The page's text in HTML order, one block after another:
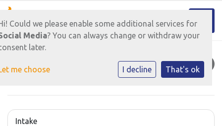
EXPERTISECENTRUM
Intake
Could we please enable some additional services for
Media? You can always change or withdraw your
later.
me choose I decline That's ok